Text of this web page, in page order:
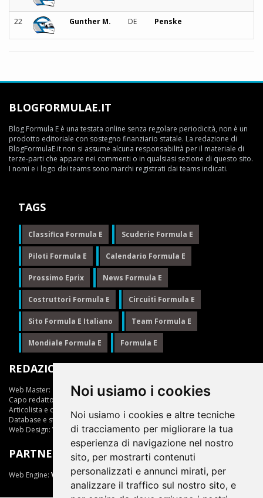
Noi usiamo i cookies
Noi usiamo i cookies e altre tecniche
di tracciamento per migliorare la tua
esperienza di navigazione nel nostro
sito, per mostrarti contenuti
personalizzati e annunci mirati, per
analizzare il traffico sul nostro sito, e
22 Gunther M. DE Penske
BLOGFORMULAE.IT
Blog Formula E è una testata online senza regolare periodicità, non è un
prodotto editoriale con sostegno finanziario statale. La redazione di
BlogFormulaE.it non si assume alcuna responsabilità per il materiale di
terze-parti che appare nei commenti o in qualsiasi sezione di questo sito.
I nomi e i logo dei teams sono marchi registrati dai teams indicati.
TAGS
Classifica Formula E Scuderie Formula E
Piloti Formula E Calendario Formula E
Prossimo Eprix News Formula E
Costruttori Formula E Circuiti Formula E
Sito Formula E Italiano Team Formula E
Mondiale Formula E Formula E
REDAZIONE
Web Master:
Ing.Daniele Muscarella
Capo redattore:
Giuseppe Cianci
Articolista e opinionista:
Giuseppe Cianci
Database e statistiche: Marcella Toschi
Web Design: Vittorio Arena
PARTNER
Web Engine: ViDa 3.0